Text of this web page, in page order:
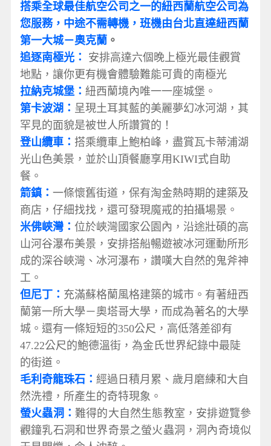
搭乘全球最佳航空公司之一的紐西蘭航空公司為
您服務，中途不需轉機，班機由台北直達紐西蘭
第一大城－奧克蘭 。
追逐南極光：
安排高達六個晚上極光最佳觀賞
地點，讓你更有機會體驗難能可貴的南極光
拉納克城堡： 紐西蘭境內唯一一座城堡。
第卡波湖： 呈現土耳其藍的美麗夢幻冰河湖，其
罕見的面貌是被世人所讚賞的！
登山纜車： 搭乘纜車上鮑柏峰，盡賞瓦卡蒂浦湖
光山色美景，並於山頂餐廳享用KIWI式自助
餐。
箭鎮： 一條懷舊街道，保有淘金熱時期的建築及
商店，仔細找找，還可發現魔戒的拍攝場景。
米佛峽灣： 位於峽灣國家公園內，沿途壯碩的高
山河谷瀑布美景，安排搭船暢遊被冰河運動所形
成的深谷峽灣、冰河瀑布，讚嘆大自然的鬼斧神
工。
但尼丁： 充滿蘇格蘭風格建築的城市。有著紐西
蘭第一所大學－奧塔哥大學，而成為著名的大學
城。還有一條短短的350公尺，高低落差卻有
47.22公尺的鮑德溫街，為金氏世界紀錄中最陡
的街道。
毛利奇龍珠石： 經過日積月累、歲月磨練和大自
然洗禮，所產生的奇特現象。
螢火蟲洞： 難得的大自然生態教室，安排遊覽參
觀鐘乳石洞和世界奇景之螢火蟲洞，洞內奇境似